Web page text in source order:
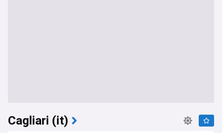
Cagliari (it)